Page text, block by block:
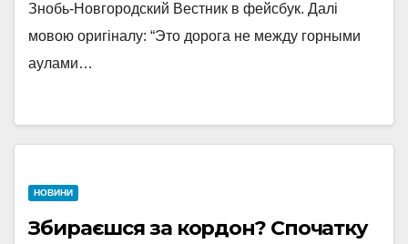
Знобь-Новгородский Вестник в фейсбук. Далі
мовою оригіналу: “Это дорога не между горными
аулами…
НОВИНИ
Збираєшся за кордон? Спочатку